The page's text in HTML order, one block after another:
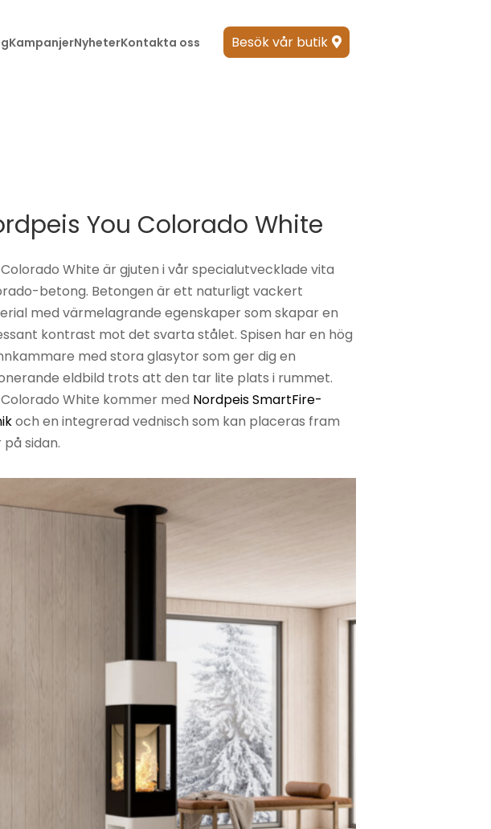
Contura
Gabriel
kakelugnar
HWAM
JC Bordelet
Josef
Davidsson
Kamado Joe
Scanspis
Termatech
KampanjerNyheterKontakta oss Besök vår butik 
You Colorado White
Colorado White är gjuten i vår specialutvecklade vita
betong. Betongen är ett naturligt vackert
med värmelagrande egenskaper som skapar en
kontrast mot det svarta stålet. Spisen har en hög
med stora glasytor som ger dig en
eldbild trots att den tar lite plats i rummet.
Colorado White kommer med Nordpeis SmartFire-
och en integrerad vednisch som kan placeras fram
sidan.